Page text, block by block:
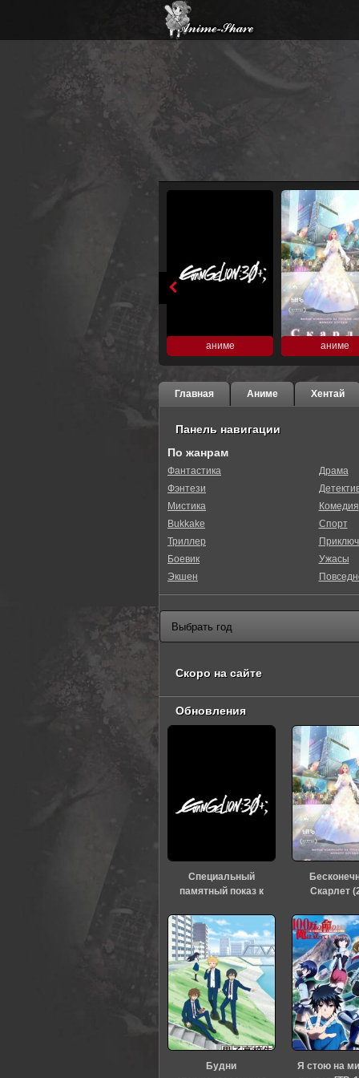
аниме аниме
Главная Аниме Хентай
Панель навигации
По жанрам
Фантастика
Фэнтези
Мистика
Bukkake
Триллер
Боевик
Экшен
Драма
Комедия
Спорт
Ужасы
Скоро на сайте
Обновления
Специальный
памятный показ к
«Евангелиона» (2026)
Скарлет
Будни
Я стою на